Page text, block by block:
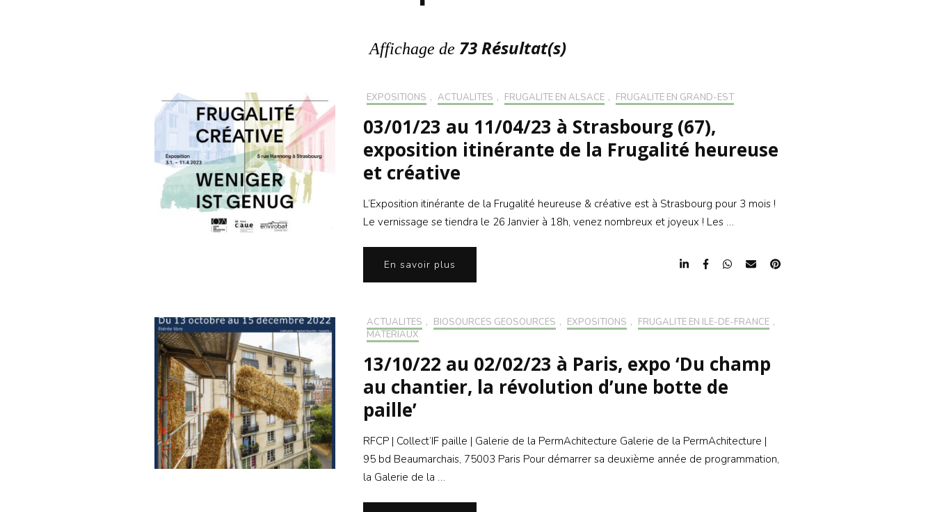
Affichage de 73 Résultat(s)
EXPOSITIONS , ACTUALITÉS , FRUGALITÉ EN ALSACE , FRUGALITÉ EN GRAND-EST
03/01/23 au 11/04/23 à Strasbourg (67),
exposition itinérante de la Frugalité heureuse
et créative
L’Exposition itinérante de la Frugalité heureuse & créative est à Strasbourg pour 3 mois !
Le vernissage se tiendra le 26 Janvier à 18h, venez nombreux et joyeux ! Les …
En savoir plus
ACTUALITÉS , BIOSOURCÉS GÉOSOURCÉS , EXPOSITIONS , FRUGALITÉ EN ILE-DE-FRANCE ,
MATÉRIAUX
13/10/22 au 02/02/23 à Paris, expo ‘Du champ
au chantier, la révolution d’une botte de
paille’
RFCP | Collect’IF paille | Galerie de la PermAchitecture Galerie de la PermAchitecture |
95 bd Beaumarchais, 75003 Paris Pour démarrer sa deuxième année de programmation,
la Galerie de la …